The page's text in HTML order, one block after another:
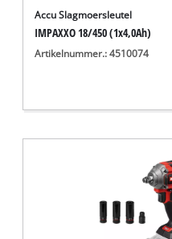
Accu Slagmoersleutel
IMPAXXO 18/450 (1x4,0Ah)
Artikelnummer.: 4510074